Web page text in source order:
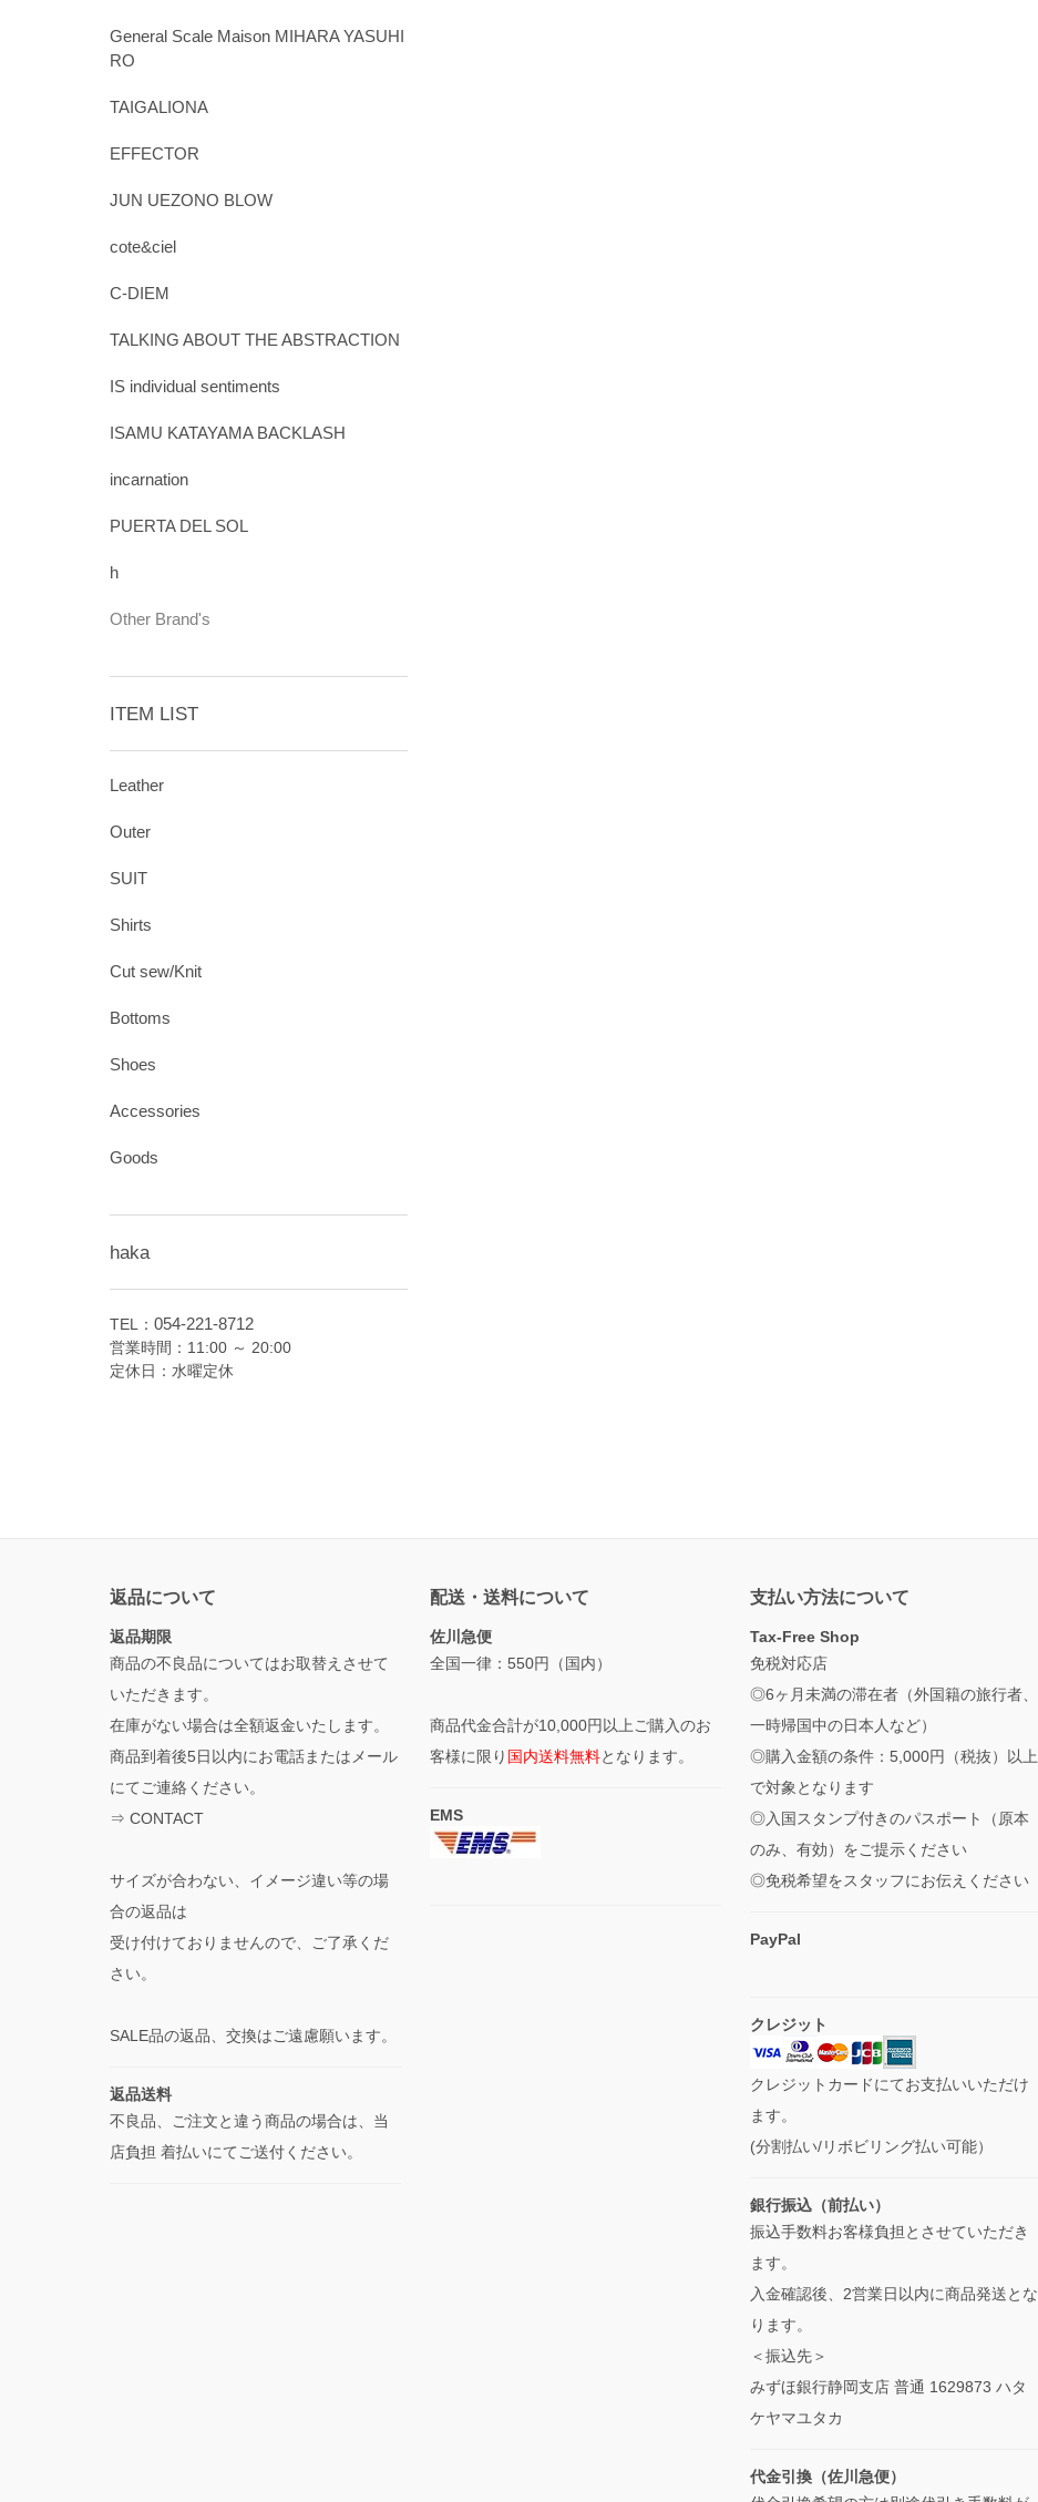
General Scale Maison MIHARA YASUHI
RO
TAIGALIONA
EFFECTOR
JUN UEZONO BLOW
cote&ciel
C-DIEM
TALKING ABOUT THE ABSTRACTION
IS individual sentiments
ISAMU KATAYAMA BACKLASH
incarnation
PUERTA DEL SOL
h
Other Brand's
ITEM LIST
Leather
Outer
SUIT
Shirts
Cut sew/Knit
Bottoms
Shoes
Accessories
Goods
haka
TEL： 054-221-8712
営業時間：11:00 ～ 20:00
定休日：水曜定休
返品について
返品期限
商品の不良品についてはお取替えさせて
いただきます。
在庫がない場合は全額返金いたします。
商品到着後5日以内にお電話またはメール
にてご連絡ください。
⇒ CONTACT
サイズが合わない、イメージ違い等の場
合の返品は
受け付けておりませんので、ご了承くだ
さい。
SALE品の返品、交換はご遠慮願います。
返品送料
不良品、ご注文と違う商品の場合は、当
店負担 着払いにてご送付ください。
配送・送料について
佐川急便
全国一律：550円（国内）
商品代金合計が10,000円以上ご購入のお
客様に限り 国内送料無料となります。
EMS
支払い方法について
Tax-Free Shop
免税対応店
◎6ヶ月未満の滞在者（外国籍の旅行者、
一時帰国中の日本人など）
◎購入金額の条件：5,000円（税抜）以上
で対象となります
◎入国スタンプ付きのパスポート（原本
のみ、有効）をご提示ください
◎免税希望をスタッフにお伝えください
PayPal
クレジット
クレジットカードにてお支払いいただけ
ます。
(分割払い/リボビリング払い可能）
銀行振込（前払い）
振込手数料お客様負担とさせていただき
ます。
入金確認後、2営業日以内に商品発送とな
ります。
＜振込先＞
みずほ銀行静岡支店 普通 1629873 ハタ
ケヤマユタカ
代金引換（佐川急便）